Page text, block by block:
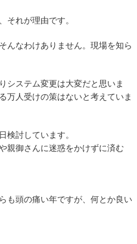
それが理由です。
んなわけありません。現場を知ら
システム変更は大変だと思いま
万人受けの策はないと考えていま
検討しています。
親御さんに迷惑をかけずに済む
も頭の痛い年ですが、何とか良い